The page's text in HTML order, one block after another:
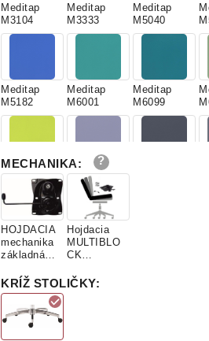
Meditap
M3104
Meditap
M3333
Meditap
M5040
Meditap
M5182
Meditap
M6001
Meditap
M6099
Meditap
M6274
Meditap
M7000
Meditap
Meditap
MECHANIKA:
HOJDACIA
mechanika
základná
Hojdacia
MULTIBLO
CK
KRÍŽ STOLIČKY: